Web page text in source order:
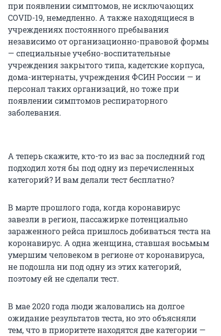
при появлении симптомов, не исключающих
COVID-19, немедленно. А также находящиеся в
учреждениях постоянного пребывания
независимо от организационно-правовой формы
— специальные учебно-воспитательные
учреждения закрытого типа, кадетские корпуса,
дома-интернаты, учреждения ФСИН России — и
персонал таких организаций, но тоже при
появлении симптомов респираторного
заболевания.
А теперь скажите, кто-то из вас за последний год
подходил хотя бы под одну из перечисленных
категорий? И вам делали тест бесплатно?
В марте прошлого года, когда коронавирус
завезли в регион, пассажирке потенциально
зараженного рейса пришлось добиваться теста на
коронавирус. А одна женщина, ставшая восьмым
умершим человеком в регионе от коронавируса,
не подошла ни под одну из этих категорий,
поэтому ей не сделали тест.
В мае 2020 года люди жаловались на долгое
ожидание результатов теста, но это объясняли
тем, что в приоритете находятся две категории —